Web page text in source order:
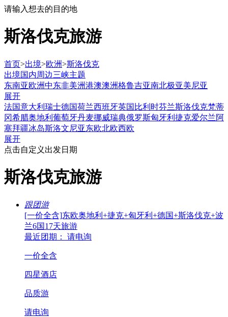
请输入想去的目的地
斯洛伐克旅游
首页>出境>欧洲>斯洛伐克
出境国内周边三峡主题
东南亚欧洲中东非美洲港澳澳洲格鲁吉亚南北极亚美尼亚
展开
法国意大利 瑞士德国荷兰西班牙英国 比利时芬兰斯洛伐克梵蒂
冈希腊奥地利 葡萄牙丹麦挪威瑞典俄罗斯匈牙利 捷克爱尔兰阿
塞拜疆冰岛斯洛文尼亚东欧北欧西欧
展开
点击自定义出发日期
斯洛伐克旅游
跟团游
[一价全含]东欧奥地利+捷克+匈牙利+德国+斯洛伐克+波
兰6国17天旅游
最近团期： 请电询
一价全含
四星酒店
品质游
请电询